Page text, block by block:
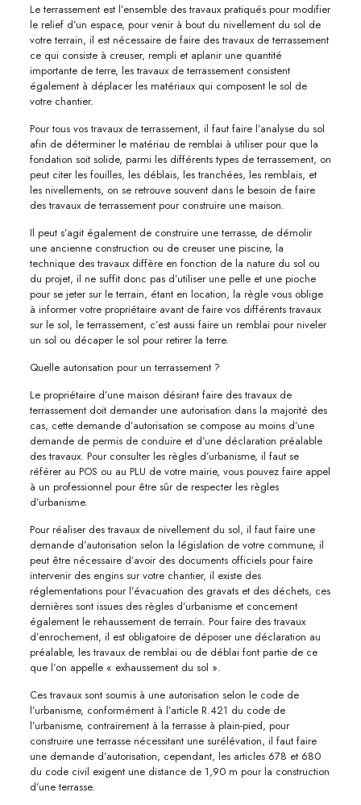
Le terrassement est l’ensemble des travaux pratiqués pour modifier
le relief d’un espace, pour venir à bout du nivellement du sol de
votre terrain, il est nécessaire de faire des travaux de terrassement
ce qui consiste à creuser, rempli et aplanir une quantité
importante de terre, les travaux de terrassement consistent
également à déplacer les matériaux qui composent le sol de
votre chantier.
Pour tous vos travaux de terrassement, il faut faire l’analyse du sol
afin de déterminer le matériau de remblai à utiliser pour que la
fondation soit solide, parmi les différents types de terrassement, on
peut citer les fouilles, les déblais, les tranchées, les remblais, et
les nivellements, on se retrouve souvent dans le besoin de faire
des travaux de terrassement pour construire une maison.
Il peut s’agit également de construire une terrasse, de démolir
une ancienne construction ou de creuser une piscine, la
technique des travaux diffère en fonction de la nature du sol ou
du projet, il ne suffit donc pas d’utiliser une pelle et une pioche
pour se jeter sur le terrain, étant en location, la règle vous oblige
à informer votre propriétaire avant de faire vos différents travaux
sur le sol, le terrassement, c’est aussi faire un remblai pour niveler
un sol ou décaper le sol pour retirer la terre.
Quelle autorisation pour un terrassement ?
Le propriétaire d’une maison désirant faire des travaux de
terrassement doit demander une autorisation dans la majorité des
cas, cette demande d’autorisation se compose au moins d’une
demande de permis de conduire et d’une déclaration préalable
des travaux. Pour consulter les règles d’urbanisme, il faut se
référer au POS ou au PLU de votre mairie, vous pouvez faire appel
à un professionnel pour être sûr de respecter les règles
d’urbanisme.
Pour réaliser des travaux de nivellement du sol, il faut faire une
demande d’autorisation selon la législation de votre commune, il
peut être nécessaire d’avoir des documents officiels pour faire
intervenir des engins sur votre chantier, il existe des
réglementations pour l’évacuation des gravats et des déchets, ces
dernières sont issues des règles d’urbanisme et concernent
également le rehaussement de terrain. Pour faire des travaux
d’enrochement, il est obligatoire de déposer une déclaration au
préalable, les travaux de remblai ou de déblai font partie de ce
que l’on appelle « exhaussement du sol ».
Ces travaux sont soumis à une autorisation selon le code de
l’urbanisme, conformément à l’article R.421 du code de
l’urbanisme, contrairement à la terrasse à plain-pied, pour
construire une terrasse nécessitant une surélévation, il faut faire
une demande d’autorisation, cependant, les articles 678 et 680
du code civil exigent une distance de 1,90 m pour la construction
d’une terrasse.